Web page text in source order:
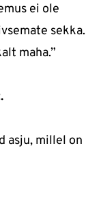
ei ole
sekka.
maha.”
asju, millel on